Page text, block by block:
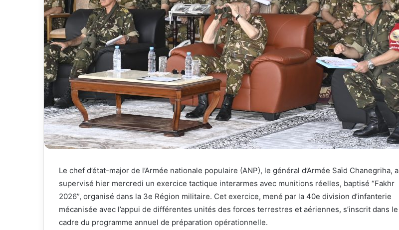
Le chef d’état-major de l’Armée nationale populaire (ANP), le général d’Armée Saïd Chanegriha, a
supervisé hier mercredi un exercice tactique interarmes avec munitions réelles, baptisé “Fakhr
2026”, organisé dans la 3e Région militaire. Cet exercice, mené par la 40e division d’infanterie
mécanisée avec l’appui de différentes unités des forces terrestres et aériennes, s’inscrit dans le
cadre du programme annuel de préparation opérationnelle.